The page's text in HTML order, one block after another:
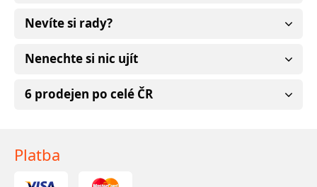
Nevíte si rady?
Nenechte si nic ujít
6 prodejen po celé ČR
Platba